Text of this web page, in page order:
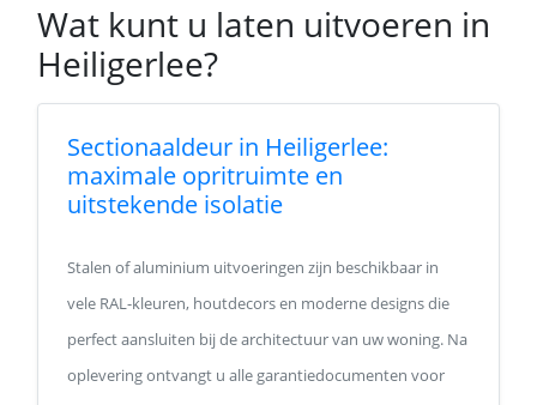
Wat kunt u laten uitvoeren in
Heiligerlee?
Sectionaaldeur in Heiligerlee:
maximale opritruimte en
uitstekende isolatie
Stalen of aluminium uitvoeringen zijn beschikbaar in
vele RAL-kleuren, houtdecors en moderne designs die
perfect aansluiten bij de architectuur van uw woning. Na
oplevering ontvangt u alle garantiedocumenten voor